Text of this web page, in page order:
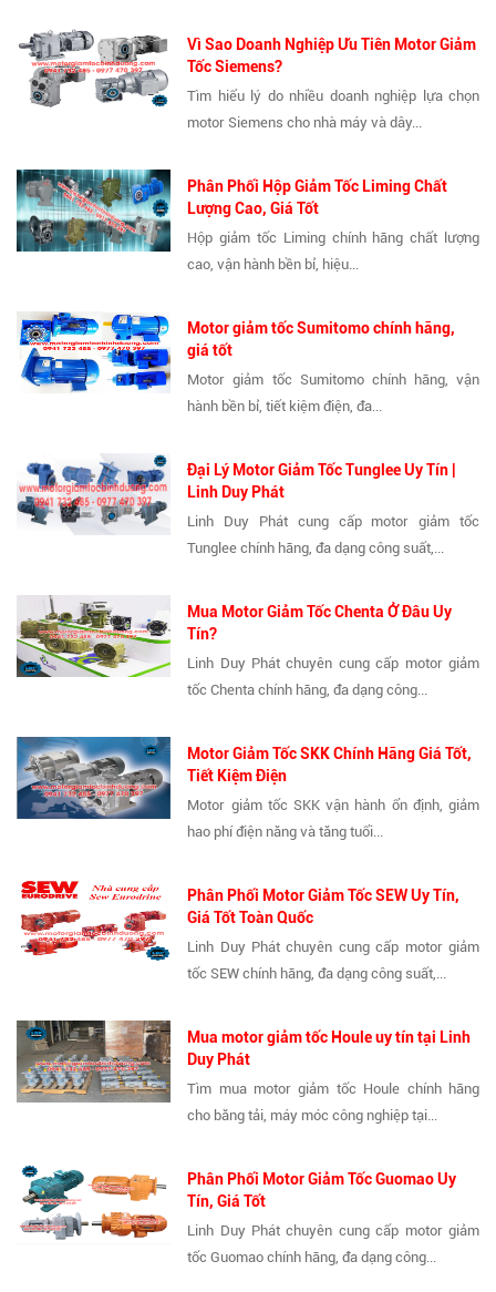
Vì Sao Doanh Nghiệp Ưu Tiên Motor Giảm
Tốc Siemens?
Tìm hiểu lý do nhiều doanh nghiệp lựa chọn
motor Siemens cho nhà máy và dây...
Phân Phối Hộp Giảm Tốc Liming Chất
Lượng Cao, Giá Tốt
Hộp giảm tốc Liming chính hãng chất lượng
cao, vận hành bền bỉ, hiệu...
Motor giảm tốc Sumitomo chính hãng,
giá tốt
Motor giảm tốc Sumitomo chính hãng, vận
hành bền bỉ, tiết kiệm điện, đa...
Đại Lý Motor Giảm Tốc Tunglee Uy Tín |
Linh Duy Phát
Linh Duy Phát cung cấp motor giảm tốc
Tunglee chính hãng, đa dạng công suất,...
Mua Motor Giảm Tốc Chenta Ở Đâu Uy
Tín?
Linh Duy Phát chuyên cung cấp motor giảm
tốc Chenta chính hãng, đa dạng công...
Motor Giảm Tốc SKK Chính Hãng Giá Tốt,
Tiết Kiệm Điện
Motor giảm tốc SKK vận hành ổn định, giảm
hao phí điện năng và tăng tuổi...
Phân Phối Motor Giảm Tốc SEW Uy Tín,
Giá Tốt Toàn Quốc
Linh Duy Phát chuyên cung cấp motor giảm
tốc SEW chính hãng, đa dạng công suất,...
Mua motor giảm tốc Houle uy tín tại Linh
Duy Phát
Tìm mua motor giảm tốc Houle chính hãng
cho băng tải, máy móc công nghiệp tại...
Phân Phối Motor Giảm Tốc Guomao Uy
Tín, Giá Tốt
Linh Duy Phát chuyên cung cấp motor giảm
tốc Guomao chính hãng, đa dạng công...